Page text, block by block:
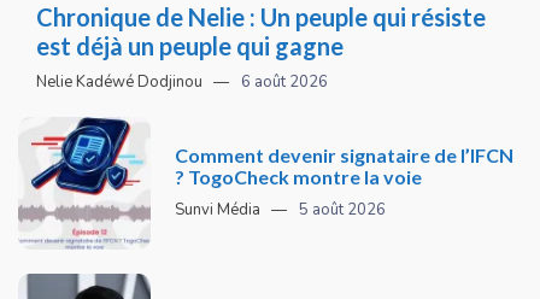
Chronique de Nelie : Un peuple qui résiste
est déjà un peuple qui gagne
Nelie Kadéwé Dodjinou 6 août 2026
Comment devenir signataire de l’IFCN
? TogoCheck montre la voie
Sunvi Média 5 août 2026